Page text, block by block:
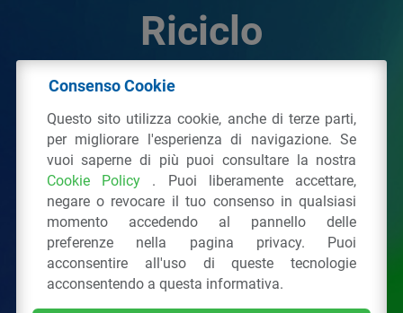
Riciclo
Plastiche da Riciclo
C.F. 97381090154
Via San Vittore 36 20123Milano (MI)
Tel.: 02 43928225.
Tutti i diritti riservati Privacy Policy &Cookie
Consenso Cookie
Questo sito utilizza cookie, anche di terze parti,
per migliorare l'esperienza di navigazione. Se
vuoi saperne di più puoi consultare la nostra
Cookie Policy . Puoi liberamente accettare,
negare o revocare il tuo consenso in qualsiasi
momento accedendo al pannello delle
preferenze nella pagina privacy. Puoi
acconsentire all'uso di queste tecnologie
acconsentendo a questa informativa.